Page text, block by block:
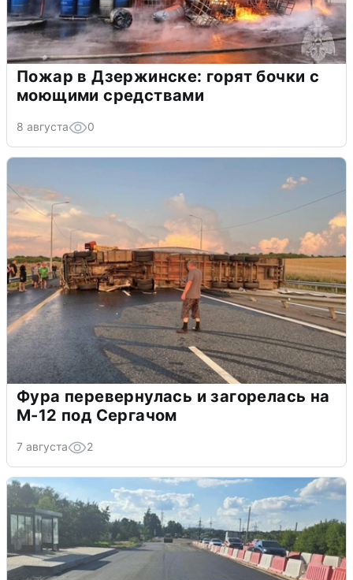
Пожар в Дзержинске: горят бочки с
моющими средствами
8 августа 0
Фура перевернулась и загорелась на
М-12 под Сергачом
7 августа 2